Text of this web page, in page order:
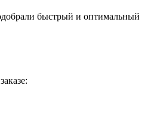
быстрый и оптимальный